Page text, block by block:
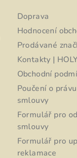
Doprava
Hodnocení
Prodávané
Kontakty |
Obchodní
Poučení o
smlouvy
Formulář pro
smlouvy
Formulář pro
reklamace